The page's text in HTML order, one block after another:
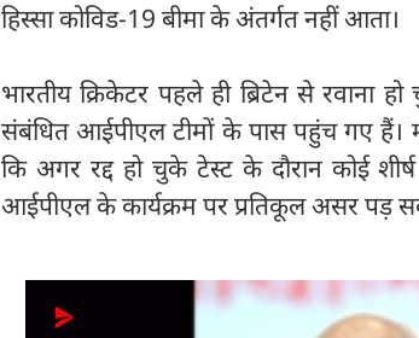
हिस्सा कोविड-19 बीमा के अंतर्गत नहीं आता।
भारतीय क्रिकेटर पहले ही ब्रिटेन से
संबंधित आईपीएल टीमों के पास पहुंच गए हैं।
कि अगर रद्द हो चुके टेस्ट के दौरान कोई
आईपीएल के कार्यक्रम पर प्रतिकूल असर पड़